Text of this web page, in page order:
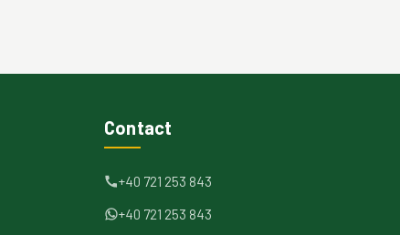
Contact
+40 721 253 843
+40 721 253 843